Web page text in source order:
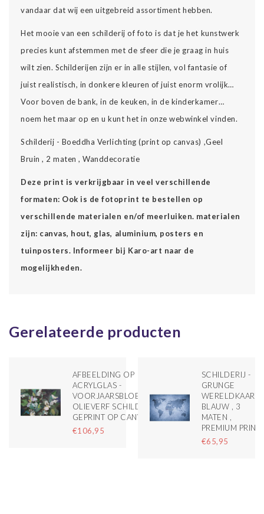
vandaar dat wij een uitgebreid assortiment hebben.
Het mooie van een schilderij of foto is dat je het kunstwerk
precies kunt afstemmen met de sfeer die je graag in huis
wilt zien. Schilderijen zijn er in alle stijlen, vol fantasie of
juist realistisch, in donkere kleuren of juist enorm vrolijk…
Voor boven de bank, in de keuken, in de kinderkamer…
noem het maar op en u kunt het in onze webwinkel vinden.
Schilderij - Boeddha Verlichting (print op canvas) ,Geel
Bruin , 2 maten , Wanddecoratie
Deze print is verkrijgbaar in veel verschillende
formaten: Ook is de fotoprint te bestellen op
verschillende materialen en/of meerluiken. materialen
zijn: canvas, hout, glas, aluminium, posters en
tuinposters. Informeer bij Karo-art naar de
mogelijkheden.
Gerelateerde producten
AFBEELDING OP
ACRYLGLAS -
VOORJAARSBLOEMEN,
OLIEVERF SCHILDERIJ
GEPRINT OP CANVAS
€106,95
SCHILDERIJ -
GRUNGE
WERELDKAART,
BLAUW , 3
MATEN ,
PREMIUM PRINT
€65,95